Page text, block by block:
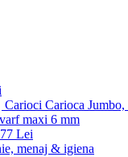
Carioci Carioca
maxi 6 mm
Lei
menaj & igiena